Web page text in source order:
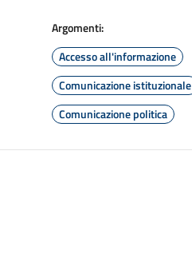
Argomenti:
Accesso all'informazione
Comunicazione istituzionale
Comunicazione politica